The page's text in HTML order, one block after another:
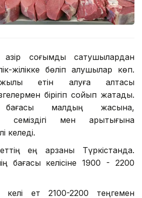
соғымды сатушылардан
жілікке бөліп алушылар көп.
етін алуға қалтасы
бірігіп сойып жатады.
бағасы малдың жасына,
семіздігі мен арықтығына
келеді.
ең арзаны Түркістанда.
бағасы келісіне 1900 - 2200
келі ет 2100-2200 теңгемен